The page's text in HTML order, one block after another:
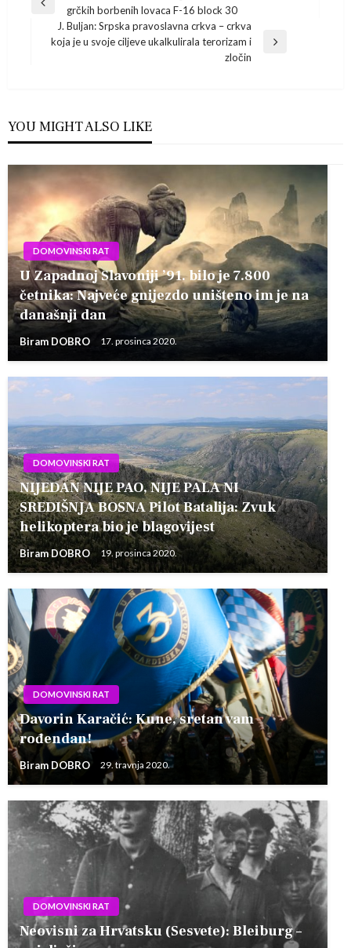
objava
Previousgrčkih borbenih lovaca F-16 block 30
Next
J. Buljan: Srpska pravoslavna crkva – crkva
koja je u svoje ciljeve ukalkulirala terorizam i
zločin
YOU MIGHT ALSO LIKE
DOMOVINSKI RAT
U Zapadnoj Slavoniji ’91. bilo je 7.800
četnika: Najveće gnijezdo uništeno im je na
današnji dan
Biram DOBRO 17. prosinca 2020.
DOMOVINSKI RAT
NIJEDAN NIJE PAO, NIJE PALA NI
SREDIŠNJA BOSNA Pilot Batalija: Zvuk
helikoptera bio je blagovijest
Biram DOBRO 19. prosinca 2020.
DOMOVINSKI RAT
Davorin Karačić: Kune, sretan vam
rođendan!
Biram DOBRO 29. travnja 2020.
DOMOVINSKI RAT
Neovisni za Hrvatsku (Sesvete): Bleiburg –